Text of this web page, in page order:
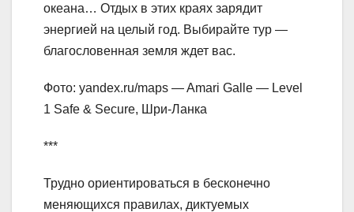
океана… Отдых в этих краях зарядит
энергией на целый год. Выбирайте тур —
благословенная земля ждет вас.
Фото: yandex.ru/maps — Amari Galle — Level
1 Safe & Secure, Шри-Ланка
***
Трудно ориентироваться в бесконечно
меняющихся правилах, диктуемых